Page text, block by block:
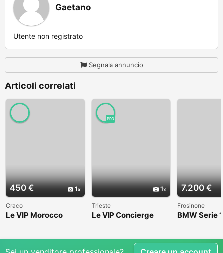
Gaetano
Utente non registrato
Segnala annuncio
Articoli correlati
450 € 1
Craco
Le VIP Morocco
1
PRO
Trieste
Le VIP Concierge
7.200 €
Frosinone
BMW Serie